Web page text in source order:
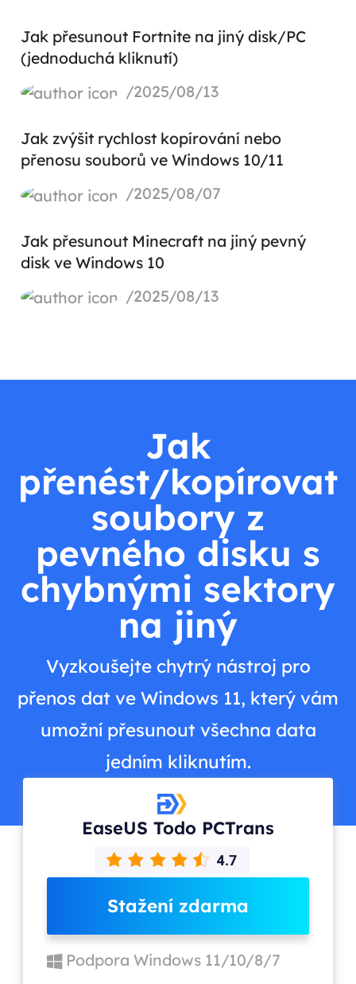
Jak přesunout Fortnite na jiný disk/PC
(jednoduchá kliknutí)
/2025/08/13
Jak zvýšit rychlost kopírování nebo
přenosu souborů ve Windows 10/11
/2025/08/07
Jak přesunout Minecraft na jiný pevný
disk ve Windows 10
/2025/08/13
Jak
přenést/kopírovat
soubory z
pevného disku s
chybnými sektory
na jiný
Vyzkoušejte chytrý nástroj pro
přenos dat ve Windows 11, který vám
umožní přesunout všechna data
jedním kliknutím.
EaseUS Todo PCTrans
Stažení zdarma
Podpora Windows 11/10/8/7